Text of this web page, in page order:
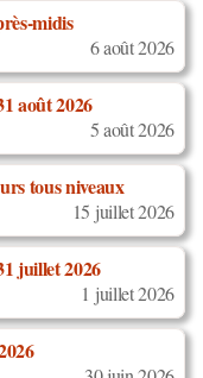
midis
6 août 2026
août 2026
5 août 2026
tous niveaux
15 juillet 2026
juillet 2026
1 juillet 2026